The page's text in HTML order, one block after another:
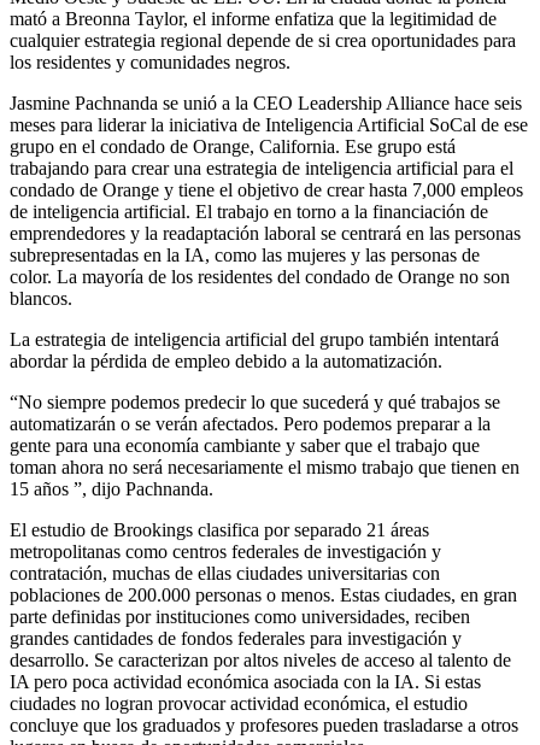
mató a Breonna Taylor, el informe enfatiza que la legitimidad de
cualquier estrategia regional depende de si crea oportunidades para
los residentes y comunidades negros.
Jasmine Pachnanda se unió a la CEO Leadership Alliance hace seis
meses para liderar la iniciativa de Inteligencia Artificial SoCal de ese
grupo en el condado de Orange, California. Ese grupo está
trabajando para crear una estrategia de inteligencia artificial para el
condado de Orange y tiene el objetivo de crear hasta 7,000 empleos
de inteligencia artificial. El trabajo en torno a la financiación de
emprendedores y la readaptación laboral se centrará en las personas
subrepresentadas en la IA, como las mujeres y las personas de
color. La mayoría de los residentes del condado de Orange no son
blancos.
La estrategia de inteligencia artificial del grupo también intentará
abordar la pérdida de empleo debido a la automatización.
“No siempre podemos predecir lo que sucederá y qué trabajos se
automatizarán o se verán afectados. Pero podemos preparar a la
gente para una economía cambiante y saber que el trabajo que
toman ahora no será necesariamente el mismo trabajo que tienen en
15 años ”, dijo Pachnanda.
El estudio de Brookings clasifica por separado 21 áreas
metropolitanas como centros federales de investigación y
contratación, muchas de ellas ciudades universitarias con
poblaciones de 200.000 personas o menos. Estas ciudades, en gran
parte definidas por instituciones como universidades, reciben
grandes cantidades de fondos federales para investigación y
desarrollo. Se caracterizan por altos niveles de acceso al talento de
IA pero poca actividad económica asociada con la IA. Si estas
ciudades no logran provocar actividad económica, el estudio
concluye que los graduados y profesores pueden trasladarse a otros